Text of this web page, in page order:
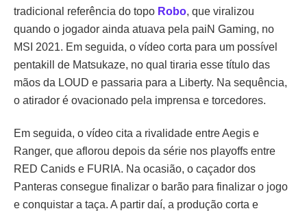
tradicional referência do topo Robo, que viralizou
quando o jogador ainda atuava pela paiN Gaming, no
MSI 2021. Em seguida, o vídeo corta para um possível
pentakill de Matsukaze, no qual tiraria esse título das
mãos da LOUD e passaria para a Liberty. Na sequência,
o atirador é ovacionado pela imprensa e torcedores.
Em seguida, o vídeo cita a rivalidade entre Aegis e
Ranger, que aflorou depois da série nos playoffs entre
RED Canids e FURIA. Na ocasião, o caçador dos
Panteras consegue finalizar o barão para finalizar o jogo
e conquistar a taça. A partir daí, a produção corta e